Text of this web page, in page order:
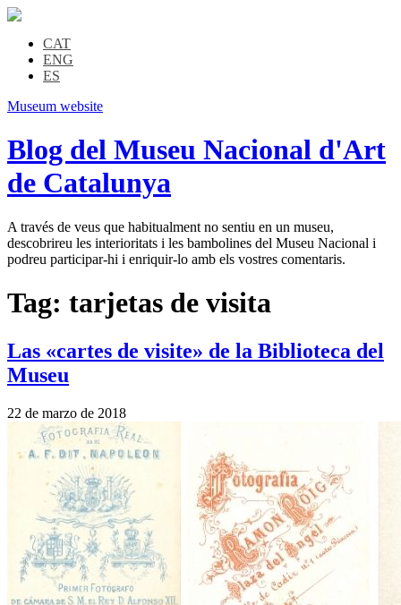
CAT
ENG
ES
Museum website
Blog del Museu Nacional d'Art
de Catalunya
A través de veus que habitualment no sentiu en un museu,
descobrireu les interioritats i les bambolines del Museu Nacional i
podreu participar-hi i enriquir-lo amb els vostres comentaris.
Tag: tarjetas de visita
Las «cartes de visite» de la Biblioteca del
Museu
22 de marzo de 2018